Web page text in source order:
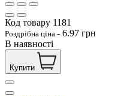
Код товару 1181
Роздрібна ціна - 6.97 грн
В наявності
Купити